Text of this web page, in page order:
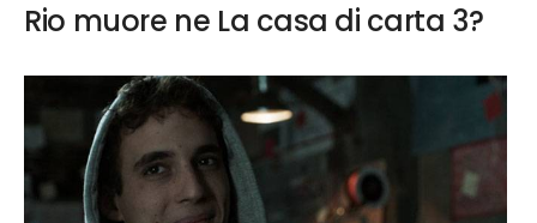
Rio muore ne La casa di carta 3?